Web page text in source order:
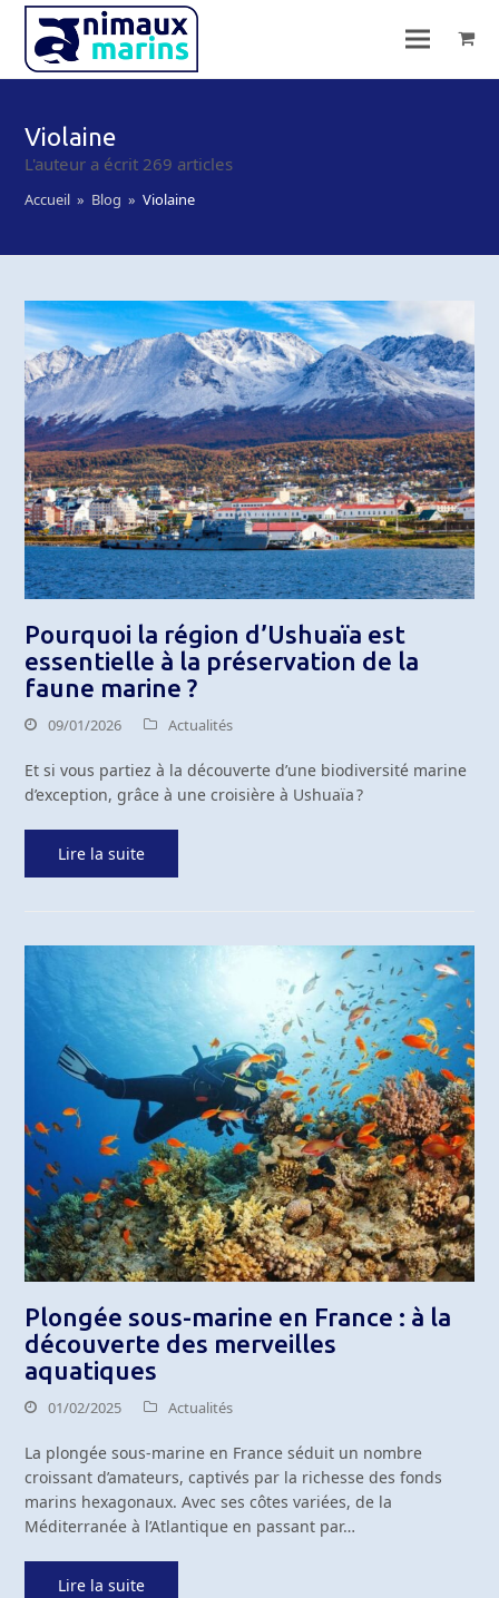
Violaine
L'auteur a écrit 269 articles
Accueil » Blog » Violaine
Pourquoi la région d’Ushuaïa est
essentielle à la préservation de la
faune marine ?
09/01/2026 Actualités
Et si vous partiez à la découverte d’une biodiversité marine
d’exception, grâce à une croisière à Ushuaïa ?
Lire la suite
Plongée sous-marine en France : à la
découverte des merveilles
aquatiques
01/02/2025 Actualités
La plongée sous-marine en France séduit un nombre
croissant d’amateurs, captivés par la richesse des fonds
marins hexagonaux. Avec ses côtes variées, de la
Méditerranée à l’Atlantique en passant par…
Lire la suite